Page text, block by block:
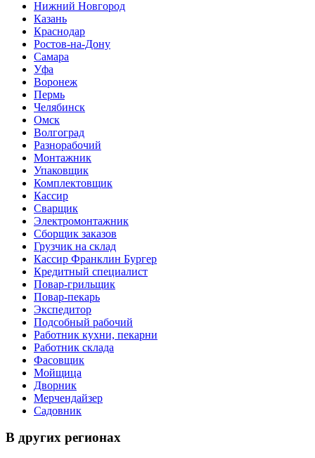
Нижний Новгород
Казань
Краснодар
Ростов-на-Дону
Самара
Уфа
Воронеж
Пермь
Челябинск
Омск
Волгоград
Разнорабочий
Монтажник
Упаковщик
Комплектовщик
Кассир
Сварщик
Электромонтажник
Сборщик заказов
Грузчик на склад
Кассир Франклин Бургер
Кредитный специалист
Повар-грильщик
Повар-пекарь
Экспедитор
Подсобный рабочий
Работник кухни, пекарни
Работник склада
Фасовщик
Мойщица
Дворник
Мерчендайзер
Садовник
В других регионах